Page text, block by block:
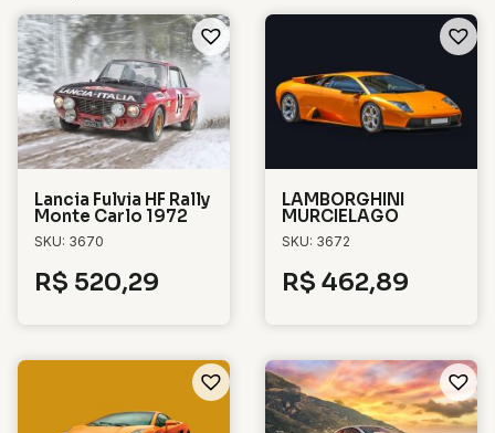
Lancia Fulvia HF Rally
Monte Carlo 1972
SKU: 3670
R$ 520,29
LAMBORGHINI
MURCIELAGO
SKU: 3672
R$ 462,89